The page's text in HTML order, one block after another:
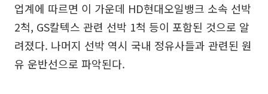
업계에 따르면 이 가운데 HD현대오일뱅크 소속 선박
2척, GS칼텍스 관련 선박 1척 등이 포함된 것으로 알
려졌다. 나머지 선박 역시 국내 정유사들과 관련된 원
유 운반선으로 파악된다.